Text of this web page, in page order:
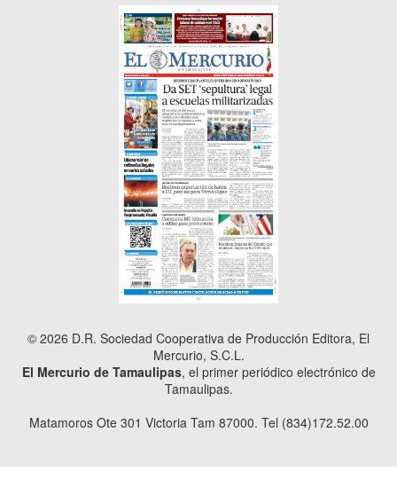
© 2026 D.R. Sociedad Cooperativa de Producción Editora, El
Mercurio, S.C.L.
El Mercurio de Tamaulipas, el primer periódico electrónico de
Tamaulipas.
Matamoros Ote 301 Victoria Tam 87000. Tel (834)172.52.00